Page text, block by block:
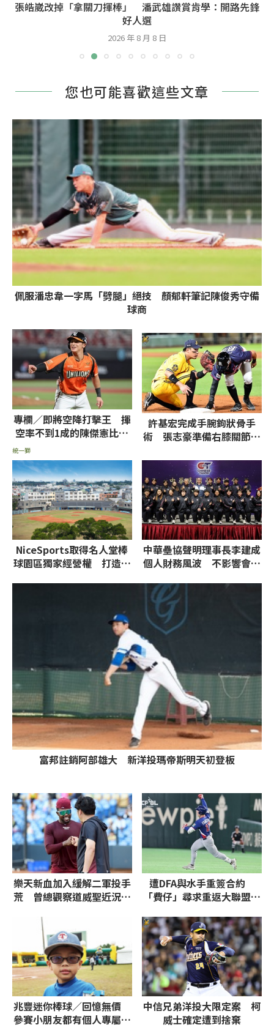
張皓崴改掉「拿關刀揮棒」 潘武雄讚賞肯學：開路先鋒
好人選
2026 年 8 月 8 日
您也可能喜歡這些文章
佩服潘忠韋一字馬「劈腿」絕技 顏郁軒筆記陳俊秀守備
球商
專欄／即將空降打擊王 揮
空率不到1成的陳傑憲比張
統一獅
許基宏完成手腕鉤狀骨手
術 張志豪準備右膝關節鏡
NiceSports取得名人堂棒
球園區獨家經營權 打造全
中華壘協聲明理事長李建成
個人財務風波 不影響會務
程辦理改選
富邦註銷阿部雄大 新洋投瑪帝斯明天初登板
樂天新血加入緩解二軍投手
荒 曾總觀察道威聖近況：
遭DFA與水手重簽合約
「費仔」尋求重返大聯盟機
兆豐迷你棒球／回憶無價
參賽小朋友都有個人專屬球
中信兄弟洋投大限定案 柯
威士確定遭到捨棄